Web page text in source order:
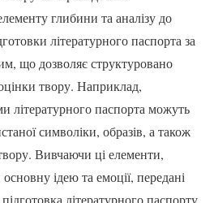
глибини та аналізу до
літературного паспорта за
що дозволяє структуровано
твору. Наприклад,
літературного паспорта можуть
символіки, образів, а також
Вивчаючи ці елементи,
ідею та емоції, передані
літературного паспорту